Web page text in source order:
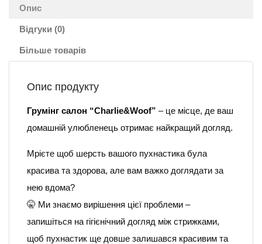
Опис
Відгуки (0)
Більше товарів
Опис продукту
Грумінг салон “Charlie&Woof” – це місце, де ваш
домашній улюбленець отримає найкращий догляд.
Мрієте щоб шерсть вашого пухнастика була
красива та здорова, але вам важко доглядати за
нею вдома?
🤫 Ми знаємо вирішення цієї проблеми –
запишіться на гігієнічний догляд між стрижками,
щоб пухнастик ще довше залишався красивим та